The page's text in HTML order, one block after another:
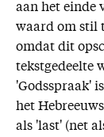
aan het einde
waard om stil
omdat dit
tekstgedeelte
'Godsspraak'
het
als 'last' (net